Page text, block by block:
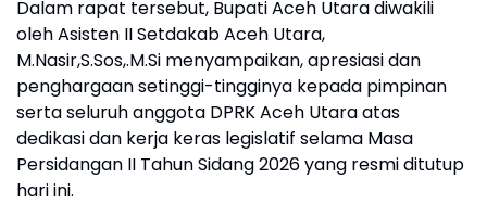
Dalam rapat tersebut, Bupati Aceh Utara diwakili
oleh Asisten II Setdakab Aceh Utara,
M.Nasir,S.Sos,.M.Si menyampaikan, apresiasi dan
penghargaan setinggi-tingginya kepada pimpinan
serta seluruh anggota DPRK Aceh Utara atas
dedikasi dan kerja keras legislatif selama Masa
Persidangan II Tahun Sidang 2026 yang resmi ditutup
hari ini.